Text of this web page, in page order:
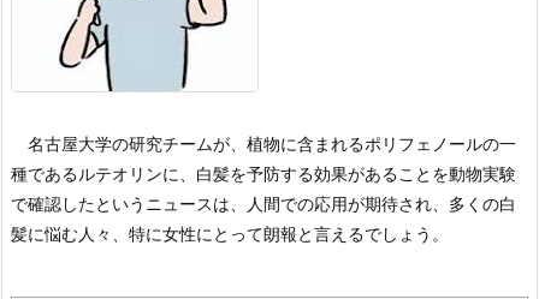
名古屋大学の研究チームが、植物に含まれるポリフェノールの一
種であるルテオリンに、白髪を予防する効果があることを動物実験
で確認したというニュースは、人間での応用が期待され、多くの白
髪に悩む人々、特に女性にとって朗報と言えるでしょう。